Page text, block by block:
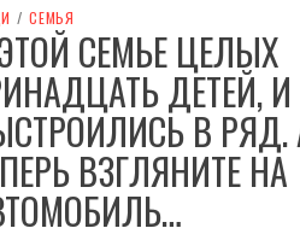
/ СЕМЬЯ
СЕМЬЕ ЦЕЛЫХ
ДЕТЕЙ, И
В РЯД.
ВЗГЛЯНИТЕ НА